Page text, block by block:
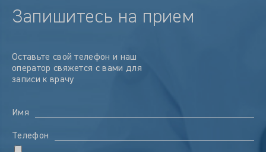
Запишитесь на прием
Оставьте свой телефон и наш
оператор свяжется с вами для
записи к врачу
Имя
Телефон